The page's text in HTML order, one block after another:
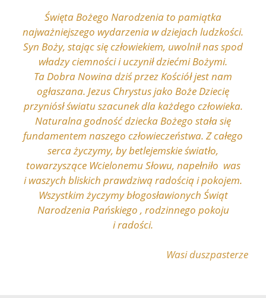
Święta Bożego Narodzenia to pamiątka
najważniejszego wydarzenia w dziejach ludzkości.
Syn Boży, stając się człowiekiem, uwolnił nas spod
władzy ciemności i uczynił dziećmi Bożymi.
Ta Dobra Nowina dziś przez Kościół jest nam
ogłaszana. Jezus Chrystus jako Boże Dziecię
przyniósł światu szacunek dla każdego człowieka.
Naturalna godność dziecka Bożego stała się
fundamentem naszego człowieczeństwa. Z całego
serca życzymy, by betlejemskie światło,
towarzyszące Wcielonemu Słowu, napełniło was
i waszych bliskich prawdziwą radością i pokojem.
Wszystkim życzymy błogosławionych Świąt
Narodzenia Pańskiego , rodzinnego pokoju
i radości.
Wasi duszpasterze